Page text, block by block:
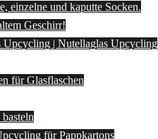
einzelne und kaputte Socken.
Geschirr!
Upcycling | Nutellaglas Upcycling
für Glasflaschen
für Pappkartons